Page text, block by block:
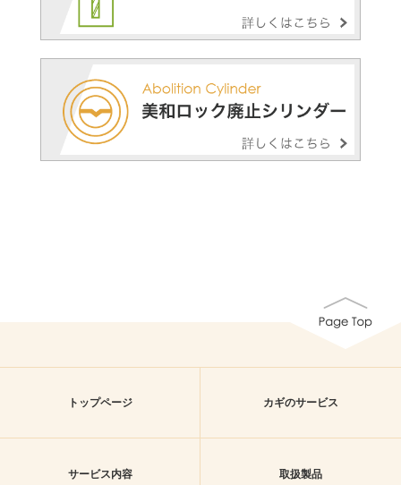
トップページ カギのサービス
サービス内容 取扱製品